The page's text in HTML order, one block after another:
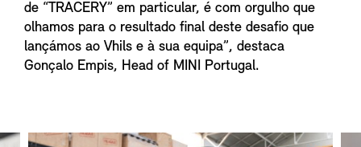
de “TRACERY” em particular, é com orgulho que
olhamos para o resultado final deste desafio que
lançámos ao Vhils e à sua equipa”, destaca
Gonçalo Empis, Head of MINI Portugal.